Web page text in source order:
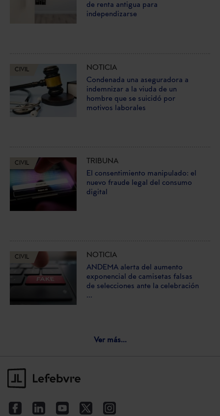
de renta antigua para
independizarse
CIVIL
NOTICIA
Condenada una aseguradora a
indemnizar a la viuda de un
hombre que se suicidó por
motivos laborales
CIVIL
TRIBUNA
El consentimiento manipulado: el
nuevo fraude legal del consumo
digital
CIVIL
NOTICIA
ANDEMA alerta del aumento
exponencial de camisetas falsas
de selecciones ante la celebración
...
Ver más...